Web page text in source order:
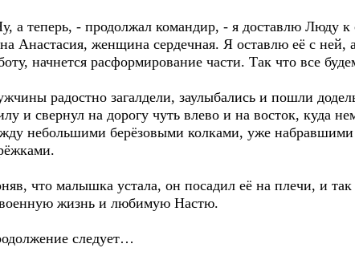
а теперь, - продолжал командир, - я доставлю Люду
Анастасия, женщина сердечная. Я оставлю её с
начнется расформирование части. Так что все
радостно загалдели, заулыбались и пошли
и свернул на дорогу чуть влево и на восток, куда
небольшими берёзовыми колками, уже
что малышка устала, он посадил её на плечи, и
жизнь и любимую Настю.
следует…